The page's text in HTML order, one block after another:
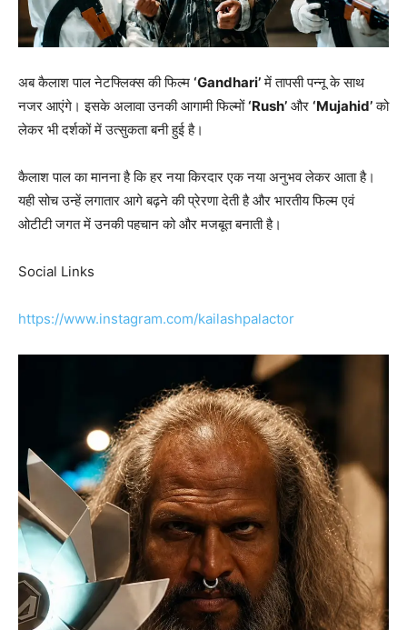
अब कैलाश पाल नेटफ्लिक्स की फिल्म ‘Gandhari’में तापसी पन्नू के साथ
नजर आएंगे। इसके अलावा उनकी आगामी फिल्मों‘Rush’ और ‘Mujahid’को
लेकर भी दर्शकों में उत्सुकता बनी हुई है।
कैलाश पाल का मानना है कि हर नया किरदार एक नया अनुभव लेकर आता है।
यही सोच उन्हें लगातार आगे बढ़ने की प्रेरणा देती है और भारतीय फिल्म एवं
ओटीटी जगत में उनकी पहचान को और मजबूत बनाती है।
Social Links
https://www.instagram.com/kailashpalactor